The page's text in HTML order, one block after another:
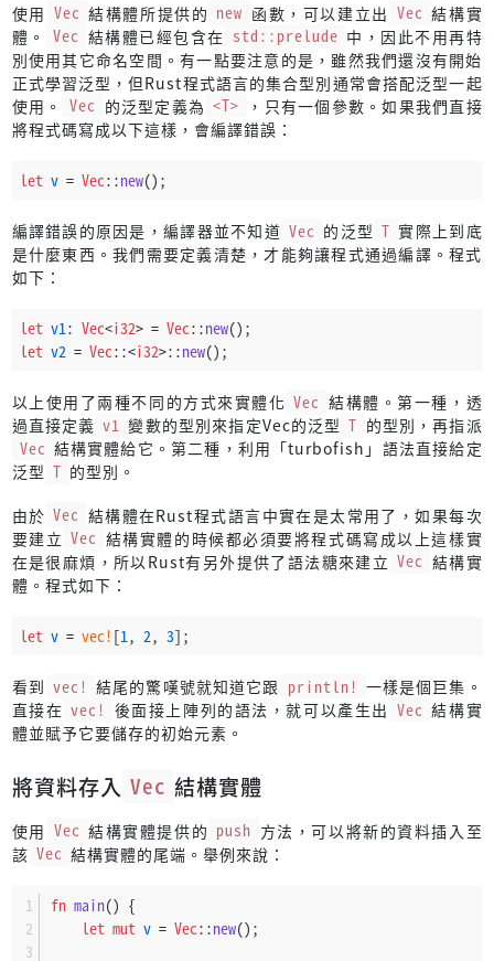
使用 Vec 結構體所提供的 new 函數，可以建立出 Vec 結構實
體。
Vec 結構體已經包含在 std::prelude 中，因此不用再特
別使用其它命名空間。有一點要注意的是，雖然我們還沒有開始
正式學習泛型，但Rust程式語言的集合型別通常會搭配泛型一起
使用。
Vec 的泛型定義為 <T>
，只有一個參數。如果我們直接
將程式碼寫成以下這樣，會編譯錯誤：
let v = Vec::new();
編譯錯誤的原因是，編譯器並不知道 Vec 的泛型 T 實際上到底
是什麼東西。我們需要定義清楚，才能夠讓程式通過編譯。程式
如下：
let v1: Vec<i32> = Vec::new();
let v2 = Vec::<i32>::new();
以上使用了兩種不同的方式來實體化 Vec 結構體。第一種，透
過直接定義 v1 變數的型別來指定Vec的泛型 T 的型別，再指派
Vec 結構實體給它。第二種，利用「turbofish」語法直接給定
泛型 T 的型別。
由於 Vec 結構體在Rust程式語言中實在是太常用了，如果每次
要建立 Vec 結構實體的時候都必須要將程式碼寫成以上這樣實
在是很麻煩，所以Rust有另外提供了語法糖來建立 Vec 結構實
體。程式如下：
let v = vec! [1 , 2, 3];
看到 vec! 結尾的驚嘆號就知道它跟 println! 一樣是個巨集。
直接在 vec! 後面接上陣列的語法，就可以產生出 Vec 結構實
體並賦予它要儲存的初始元素。
將資料存入 Vec 結構實體
使用 Vec 結構實體提供的 push 方法，可以將新的資料插入至
該 Vec 結構實體的尾端。舉例來說：
fn main() {
let mut v = Vec::new();